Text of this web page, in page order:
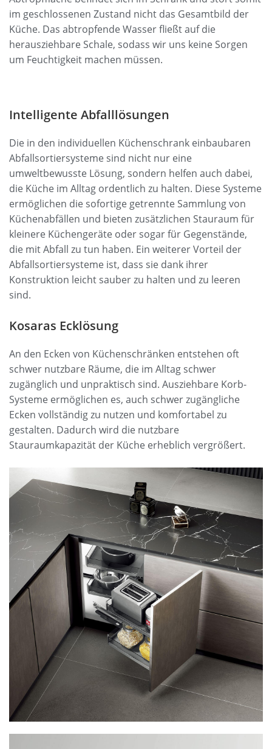
im geschlossenen Zustand nicht das Gesamtbild der
Küche. Das abtropfende Wasser fließt auf die
herausziehbare Schale, sodass wir uns keine Sorgen
um Feuchtigkeit machen müssen.
Intelligente Abfalllösungen
Die in den individuellen Küchenschrank einbaubaren
Abfallsortiersysteme sind nicht nur eine
umweltbewusste Lösung, sondern helfen auch dabei,
die Küche im Alltag ordentlich zu halten. Diese Systeme
ermöglichen die sofortige getrennte Sammlung von
Küchenabfällen und bieten zusätzlichen Stauraum für
kleinere Küchengeräte oder sogar für Gegenstände,
die mit Abfall zu tun haben. Ein weiterer Vorteil der
Abfallsortiersysteme ist, dass sie dank ihrer
Konstruktion leicht sauber zu halten und zu leeren
sind.
Kosaras Ecklösung
An den Ecken von Küchenschränken entstehen oft
schwer nutzbare Räume, die im Alltag schwer
zugänglich und unpraktisch sind. Ausziehbare Korb-
Systeme ermöglichen es, auch schwer zugängliche
Ecken vollständig zu nutzen und komfortabel zu
gestalten. Dadurch wird die nutzbare
Stauraumkapazität der Küche erheblich vergrößert.